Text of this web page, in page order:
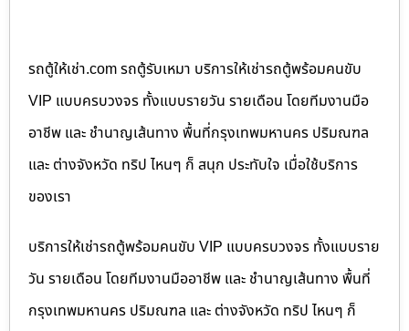
รถตู้ให้เช่า.com รถตู้รับเหมา บริการให้เช่ารถตู้พร้อมคนขับ
VIP แบบครบวงจร ทั้งแบบรายวัน รายเดือน โดยทีมงานมือ
อาชีพ และ ชำนาญเส้นทาง พื้นที่กรุงเทพมหานคร ปริมณฑล
และ ต่างจังหวัด ทริป ไหนๆ ก็ สนุก ประทับใจ เมื่อใช้บริการ
ของเรา
บริการให้เช่ารถตู้พร้อมคนขับ VIP แบบครบวงจร ทั้งแบบราย
วัน รายเดือน โดยทีมงานมืออาชีพ และ ชำนาญเส้นทาง พื้นที่
กรุงเทพมหานคร ปริมณฑล และ ต่างจังหวัด ทริป ไหนๆ ก็